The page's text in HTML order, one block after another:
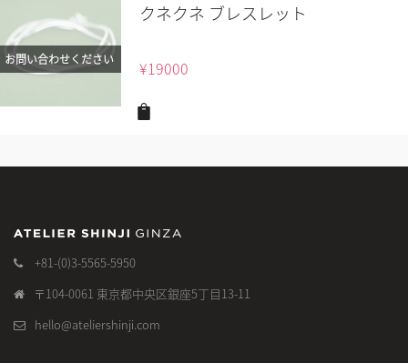
お問い合わせください
クネクネ ブレスレット
¥19000
+81-(0)3-5565-5950
〒104-0061 東京都中央区銀座5丁目13-11
hello@ateliershinji.com